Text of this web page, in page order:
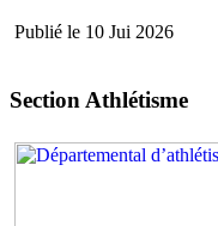
Publié le 10 Jui 2026
Section Athlétisme